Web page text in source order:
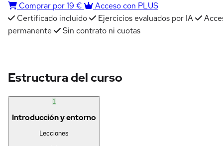
Comprar por 19 €
Acceso con PLUS
Certificado incluido
Ejercicios evaluados por IA
permanente
Sin contrato ni cuotas
Estructura del curso
1
Introducción y entorno
Lecciones